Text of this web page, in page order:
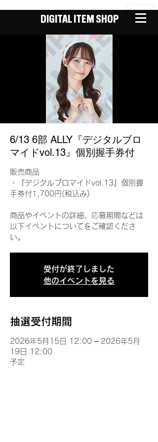
DIGITAL ITEM SHOP
6/13 6部 ALLY『デジタルブロ
マイドvol.13』個別握手券付
販売商品
・『デジタルブロマイドvol.13』個別握
手券付1,700円(税込み)
商品やイベントの詳細、応募期間などは
以下イベントについてをご確認くださ
い。
受付が終了しました
他のイベントを見る
抽選受付期間
2026年5月15日 12:00 – 2026年5月
19日 12:00
予定